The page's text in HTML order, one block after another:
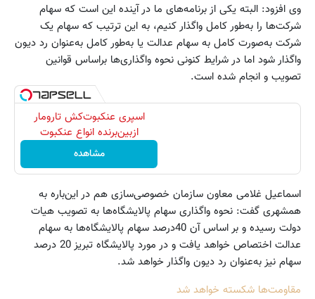
وی افزود: البته یکی از برنامه‌های ما در آینده این است که سهام
شرکت‌ها را به‌طور کامل واگذار کنیم، به این ترتیب که سهام یک
شرکت به‌صورت کامل به سهام عدالت یا به‌طور کامل به‌عنوان رد دیون
واگذار شود اما در شرایط کنونی نحوه واگذاری‌ها براساس قوانین
تصویب و انجام شده است.
اسپری عنکبوت‌‌کش تارومار
ازبین‌برنده انواع عنکبوت
مشاهده
اسماعیل غلامی معاون سازمان خصوصی‌سازی‌ هم در این‌باره به
همشهری گفت: نحوه واگذاری سهام پالایشگاه‌ها به تصویب هیات
دولت رسیده و بر اساس آن 40درصد سهام پالایشگاه‌ها به سهام
عدالت اختصاص خواهد یافت و در مورد پالایشگاه تبریز 20 درصد
سهام نیز به‌عنوان رد دیون واگذار خواهد شد.
مقاومت‌ها شکسته خواهد شد